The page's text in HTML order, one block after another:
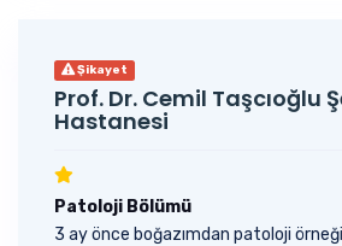
Şikayet
Prof. Dr. Cemil Taşcıoğlu
Hastanesi
Patoloji Bölümü
3 ay önce boğazımdan patoloji örneği